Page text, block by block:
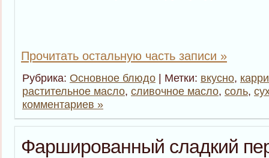
Прочитать остальную часть записи »
Рубрика: Основное блюдо | Метки: вкусно, карри
растительное масло, сливочное масло, соль,
комментариев »
Фаршированный сладкий